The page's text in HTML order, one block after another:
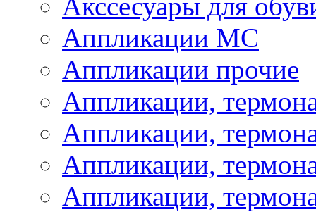
Аппликации МС
Аппликации прочие
Аппликации,
Аппликации,
Аппликации,
Аппликации,